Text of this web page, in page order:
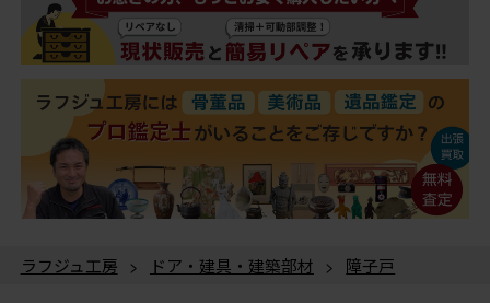
ラフジュ工房 > ドア・建具・建築部材 > 障子戸